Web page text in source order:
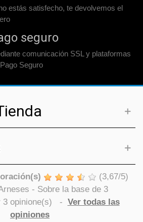
estás satisfecho, te devolvemos el
seguro
comunicación SSL y plataformas
Seguro
(3,67/5)
- Sobre la base de 3
3opinione(s) - Ver todas las
opiniones